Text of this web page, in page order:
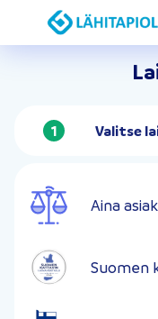
Valitse
Aina
Suomen